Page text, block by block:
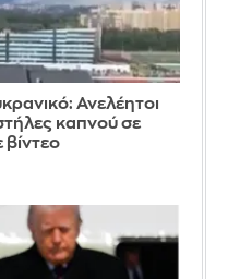
Ανελέητοι
καπνού σε
βίντεο